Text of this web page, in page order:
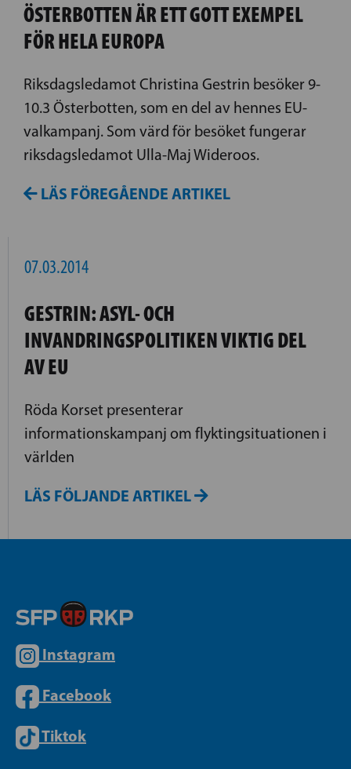
ÖSTERBOTTEN ÄR ETT GOTT EXEMPEL
FÖR HELA EUROPA
Riksdagsledamot Christina Gestrin besöker 9-
10.3 Österbotten, som en del av hennes EU-
valkampanj. Som värd för besöket fungerar
riksdagsledamot Ulla-Maj Wideroos.
LÄS FÖREGÅENDE ARTIKEL
07.03.2014
GESTRIN: ASYL- OCH
INVANDRINGSPOLITIKEN VIKTIG DEL
AV EU
Röda Korset presenterar
informationskampanj om flyktingsituationen i
världen
LÄS FÖLJANDE ARTIKEL
Instagram
Facebook
Tiktok